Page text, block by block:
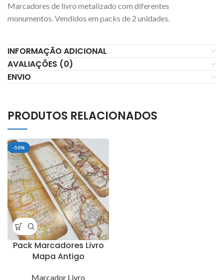
Marcadores de livro metalizado com diferentes
monumentos. Vendidos em packs de 2 unidades.
INFORMAÇÃO ADICIONAL
AVALIAÇÕES (0)
ENVIO
PRODUTOS RELACIONADOS
-50%
Pack Marcadores Livro
Mapa Antigo
Marcador Livro